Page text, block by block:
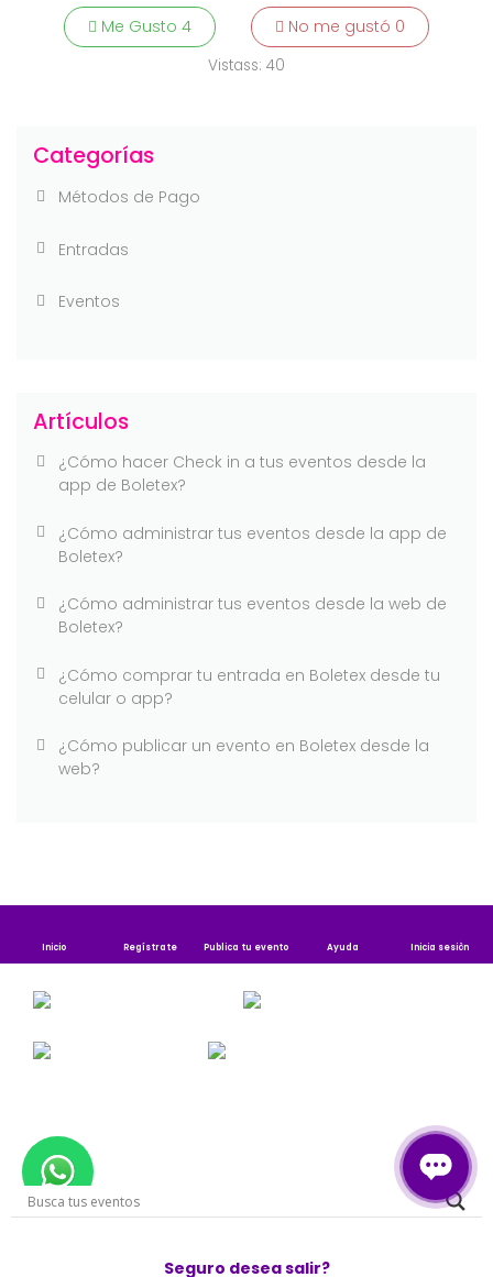
Me Gusto 4 No me gustó 0
Vistass: 40
Categorías
Métodos de Pago
Entradas
Eventos
Artículos
¿Cómo hacer Check in a tus eventos desde la
app de Boletex?
¿Cómo administrar tus eventos desde la app de
Boletex?
¿Cómo administrar tus eventos desde la web de
Boletex?
¿Cómo comprar tu entrada en Boletex desde tu
celular o app?
¿Cómo publicar un evento en Boletex desde la
web?
Inicio Regístrate Publica tu evento Ayuda Inicia sesiòn
Seguro desea salir?